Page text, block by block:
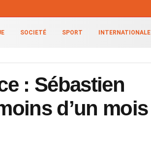
SOCIETÉ SPORT INTERNATIONALE
: Sébastien
d’un mois